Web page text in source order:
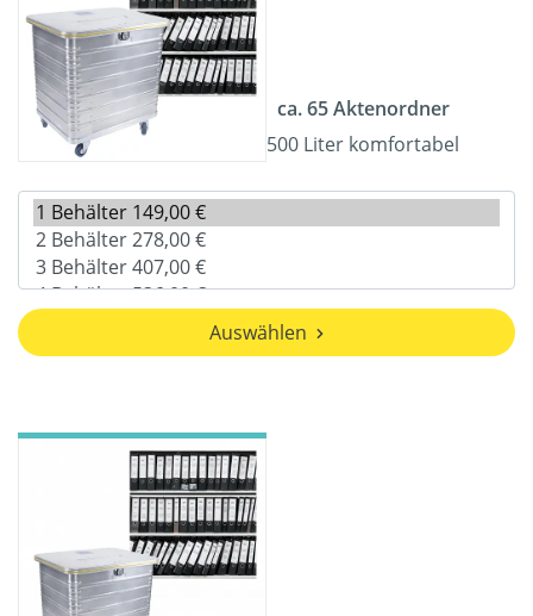
ca. 65 Aktenordner
500 Liter komfortabel
Auswählen